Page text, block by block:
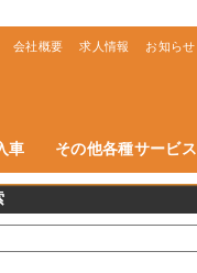
会社概要 求人情報 お知らせ
車 その他各種サービス